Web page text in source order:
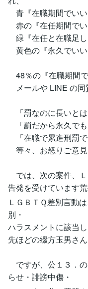
青『在職期間でいい
赤の『在任期間で
緑『在任と在職足
黄色の『永久でい
48％の『在職期間
メールや LINE の同
「罰なのに長いとは
「罰だから永久でも
「在職で累進刑罰で
等々、お怒りご意見
では、次の案件、
告発を受けています
ＬＧＢＴＱ差別言動
別・
ハラスメントに該当
先ほどの綴方玉男さん
ですが、公１３．
らせ・誹謗中傷・